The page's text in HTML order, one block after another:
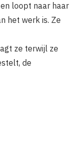
loopt naar haar
het werk is. Ze
ze terwijl ze
de